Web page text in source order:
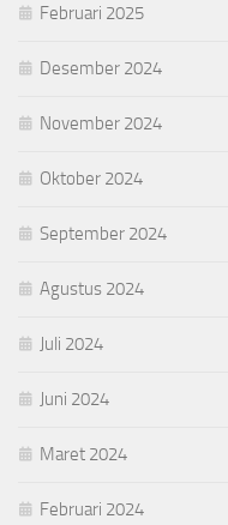
Februari 2025
Desember 2024
November 2024
Oktober 2024
September 2024
Agustus 2024
Juli 2024
Juni 2024
Maret 2024
Februari 2024